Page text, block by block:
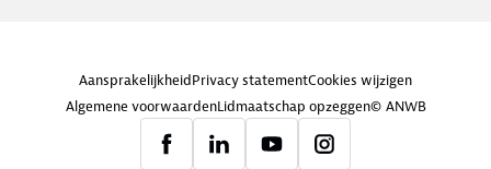
AansprakelijkheidPrivacy statementCookies wijzigen
Algemene voorwaardenLidmaatschap opzeggen© ANWB